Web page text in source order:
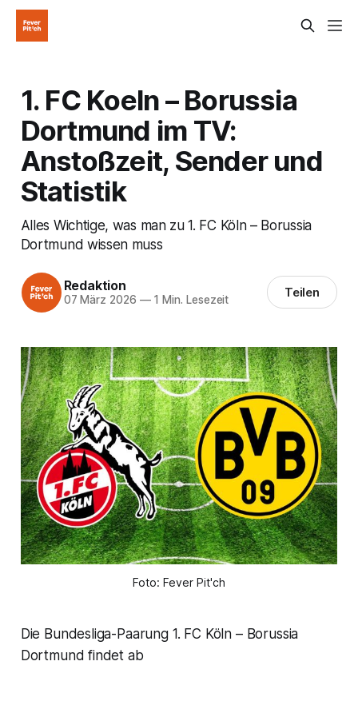
1. FC Koeln – Borussia
Dortmund im TV:
Anstoßzeit, Sender und
Statistik
Alles Wichtige, was man zu 1. FC Köln – Borussia
Dortmund wissen muss
Redaktion
07 März 2026 —1 Min. Lesezeit Teilen
Foto: Fever Pit'ch
Die Bundesliga-Paarung 1. FC Köln – Borussia
Dortmund findet ab